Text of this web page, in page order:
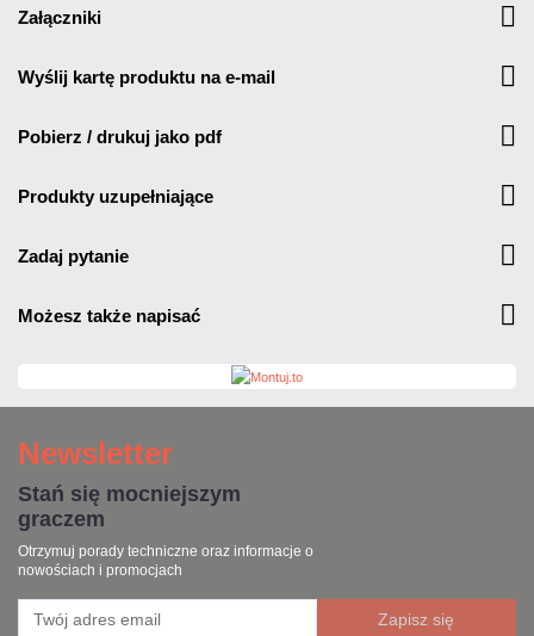
załączniki
wyślij kartę produktu na e-mail
pobierz / drukuj jako pdf
produkty uzupełniające
zadaj pytanie
możesz także napisać
Newsletter
Stań się mocniejszym
graczem
Otrzymuj porady techniczne oraz informacje o
nowościach i promocjach